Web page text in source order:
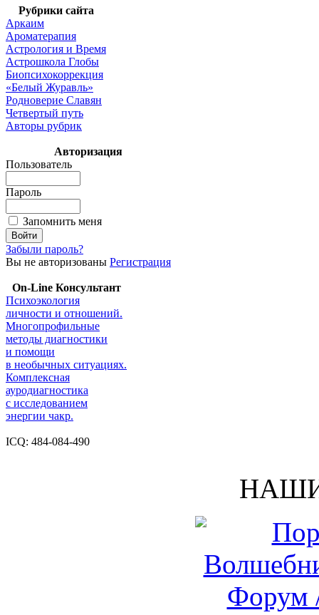
Рубрики сайта
Аркаим
Ароматерапия
Астрология и Время
Астрошкола Глобы
Биопсихокоррекция
«Белый Журавль»
Родноверие Славян
Четвертый путь
Авторы рубрик
Авторизация
Пользователь
Пароль
Запомнить меня
Забыли пароль?
Вы не авторизованы Регистрация
On-Line Консультант
Психоэкология
личности и отношений.
Многопрофильные
методы диагностики
и помощи
в необычных ситуациях.
Комплексная
ауродиагностика
с исследованием
энергии чакр.
ICQ: 484-084-490